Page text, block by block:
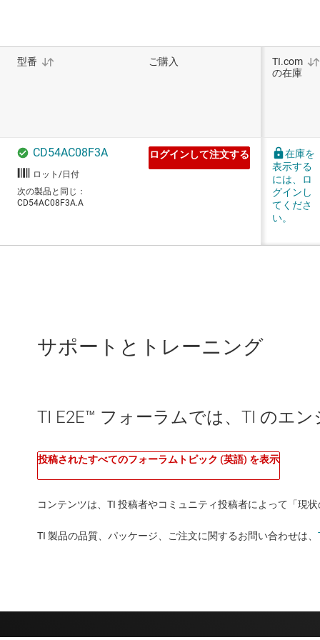
サポートとトレーニング
TI E2E™ フォーラムでは、TI のエ
投稿されたすべてのフォーラムトピック (英語) を表示
コンテンツは、TI 投稿者やコミュニティ投稿者によって「現
TI 製品の品質、パッケージ、ご注文に関するお問い合わせは、